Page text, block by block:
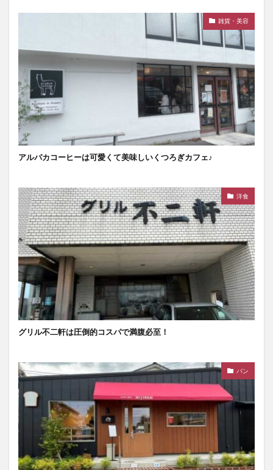
雑貨・美容
アルパカコーヒーは可愛くて美味しいくつろぎカフェ♪
洋食
グリル不二軒は圧倒的コスパで満腹必至！
パン